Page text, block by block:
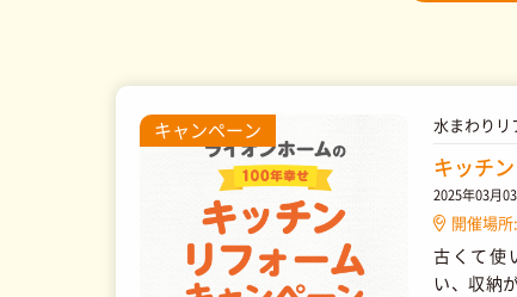
キャンペーン 水まわりリ
キッチ
2025年03月
開催場
古くて使
い、収納